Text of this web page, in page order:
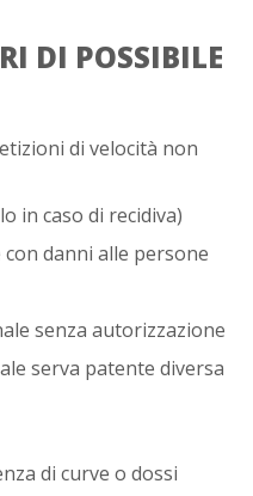
DI POSSIBILE
di velocità non
in caso di recidiva)
con danni alle persone
senza autorizzazione
serva patente diversa
di curve o dossi